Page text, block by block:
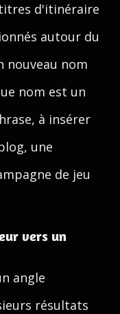
d'itinéraire
autour du
nouveau nom
nom est un
à insérer
une
de jeu
vers un
angle
résultats